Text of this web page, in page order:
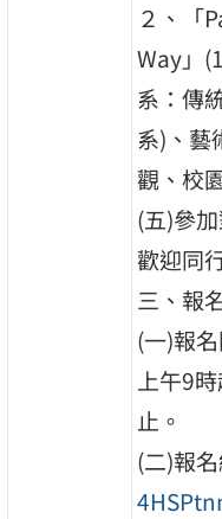
２、「
Way」
系：傳
系)、藝
觀、校
(五)參
歡迎同
三、報
(一)報
上午9
止。
(二)報名